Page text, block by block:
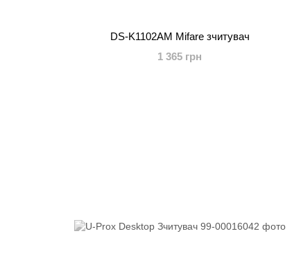
DS-K1102AM Mifare зчитувач
1 365 грн